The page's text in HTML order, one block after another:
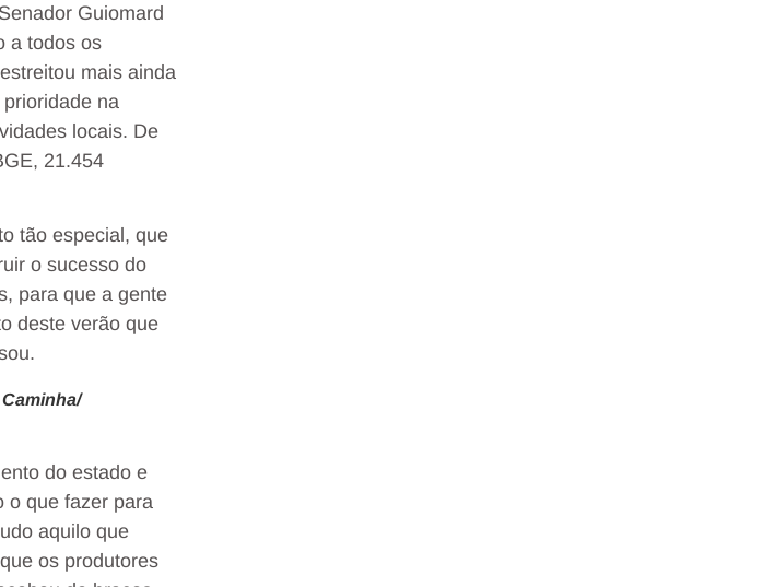
Guiomard
a todos os
mais ainda
na
locais. De
21.454
tão especial, que
o sucesso do
para que a gente
deste verão que
do estado e
o que fazer para
aquilo que
os produtores